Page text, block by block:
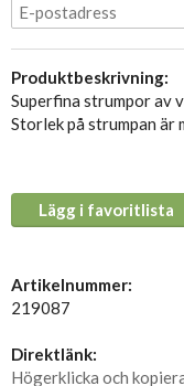
Produktbeskrivning:
Superfina strumpor av
Storlek på strumpan är
Lägg i favoritlista
Artikelnummer:
219087
Direktlänk:
Högerklicka och